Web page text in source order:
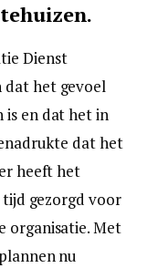
Dienst
dat het gevoel
is en dat het in
dat het
heeft het
gezorgd voor
organisatie. Met
nu